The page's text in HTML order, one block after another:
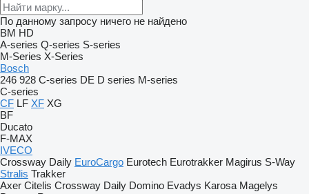
По данному запросу ничего не найдено
BM HD
A-series Q-series S-series
M-Series X-Series
Bosch
246 928 C-series DE D series M-series
C-series
CF LF XF XG
BF
Ducato
F-MAX
IVECO
Crossway Daily EuroCargo Eurotech Eurotrakker Magirus S-Way
Stralis Trakker
Axer Citelis Crossway Daily Domino Evadys Karosa Magelys